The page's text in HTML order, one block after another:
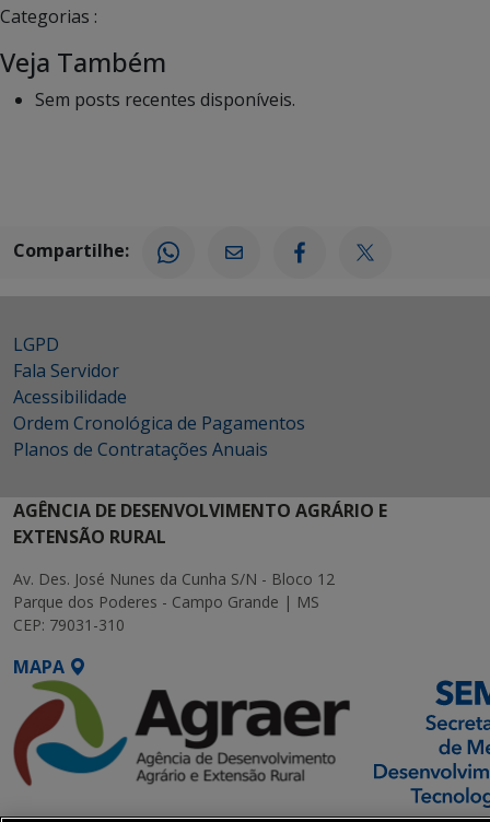
Categorias :
Veja Também
Sem posts recentes disponíveis.
Compartilhe:
LGPD
Fala Servidor
Acessibilidade
Ordem Cronológica de Pagamentos
Planos de Contratações Anuais
AGÊNCIA DE DESENVOLVIMENTO AGRÁRIO E
EXTENSÃO RURAL
Av. Des. José Nunes da Cunha S/N - Bloco 12
Parque dos Poderes - Campo Grande | MS
CEP: 79031-310
MAPA